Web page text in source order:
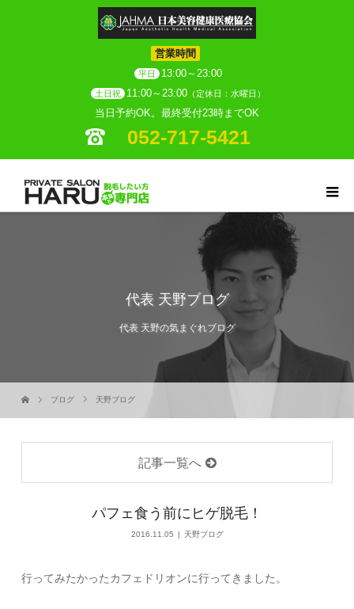
営業時間
平日 13:00～23:00
土日祝 11:00～23:00 （定休日：水曜日）
当日予約OK。最終受付23時までOK
052-717-5421
代表 天野ブログ
代表 天野の気まぐれブログ
ブログ 天野ブログ
記事一覧へ
パフェ食う前にヒゲ脱毛！
2016.11.05 天野ブログ
行ってみたかったカフェドリオンに行ってきました。